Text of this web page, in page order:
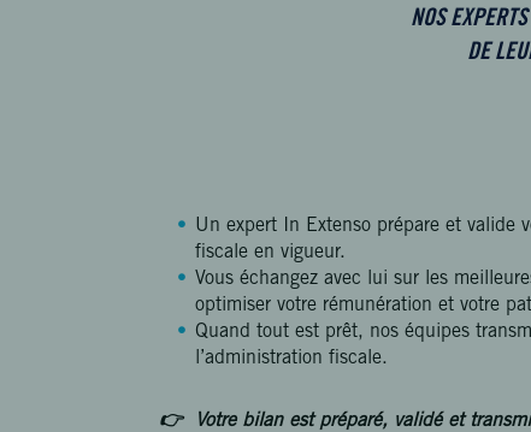
NOS
DE
Un expert In Extenso prépare et valide
fiscale en vigueur.
Vous échangez avec lui sur les
optimiser votre rémunération et votre
Quand tout est prêt, nos équipes
l’administration fiscale.
👉 Votre bilan est préparé, validé et